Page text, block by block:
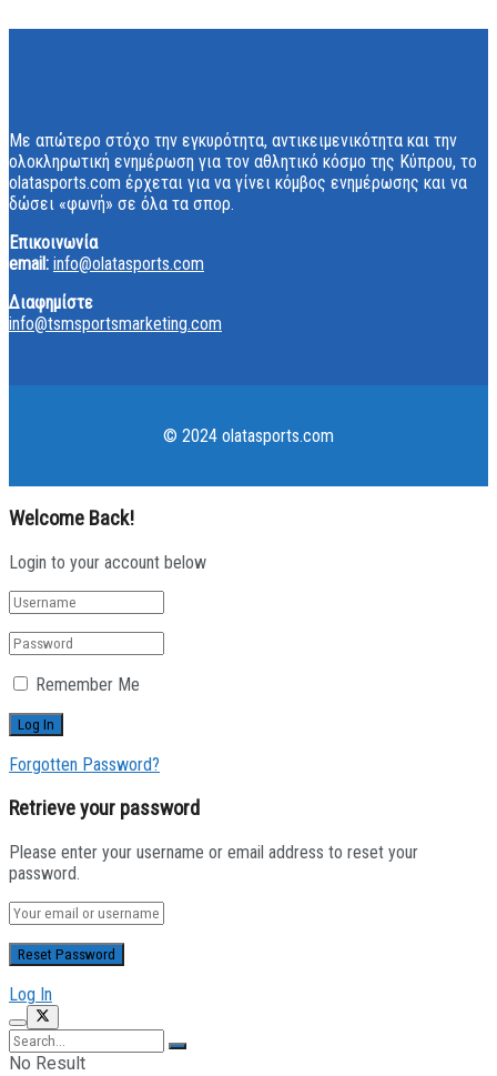
Με απώτερο στόχο την εγκυρότητα, αντικειμενικότητα και την
ολοκληρωτική ενημέρωση για τον αθλητικό κόσμο της Κύπρου, το
olatasports.com έρχεται για να γίνει κόμβος ενημέρωσης και να
δώσει «φωνή» σε όλα τα σπορ.
Επικοινωνία
email: info@olatasports.com
Διαφημίστε
info@tsmsportsmarketing.com
© 2024 olatasports.com
Welcome Back!
Login to your account below
Remember Me
Forgotten Password?
Retrieve your password
Please enter your username or email address to reset your
password.
Log In
No Result